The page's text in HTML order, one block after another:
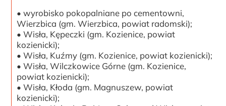
• wyrobisko pokopalniane po cementowni,
Wierzbica (gm. Wierzbica, powiat radomski);
• Wisła, Kępeczki (gm. Kozienice, powiat
kozienicki);
• Wisła, Kuźmy (gm. Kozienice, powiat kozienicki);
• Wisła, Wilczkowice Górne (gm. Kozienice,
powiat kozienicki);
• Wisła, Kłoda (gm. Magnuszew, powiat
kozienicki);